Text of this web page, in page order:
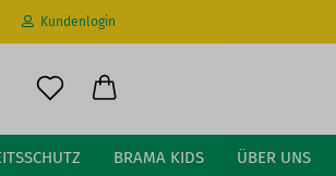
Kundenlogin
BRAMA KIDS ÜBER UNS